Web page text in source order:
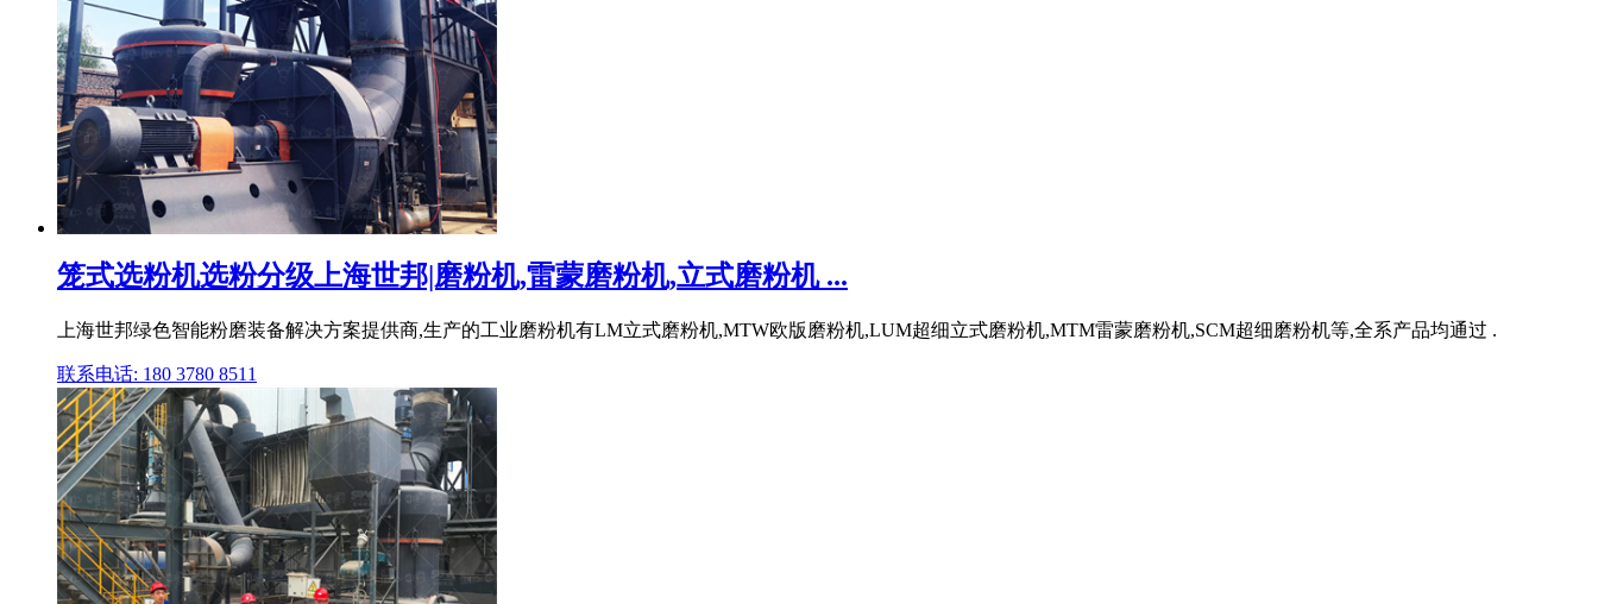
笼式选粉机选粉分级上海世邦|磨粉机,雷蒙磨粉机,立式磨粉机 ...
上海世邦绿色智能粉磨装备解决方案提供商,生产的工业磨粉机有LM立式磨粉机,MTW欧版磨粉机,LUM超细立式磨粉机,MTM雷蒙磨粉机,SCM超细磨粉机等,全系产品均通过 .
联系电话: 180 3780 8511